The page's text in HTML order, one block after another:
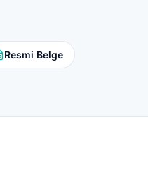
Resmi Belge